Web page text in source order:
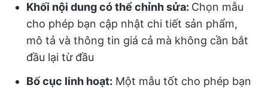
Khối nội dung có thể chỉnh sửa: Chọn mẫu
cho phép bạn cập nhật chi tiết sản phẩm,
mô tả và thông tin giá cả mà không cần bắt
đầu lại từ đầu
Bố cục linh hoạt: Một mẫu tốt cho phép bạn